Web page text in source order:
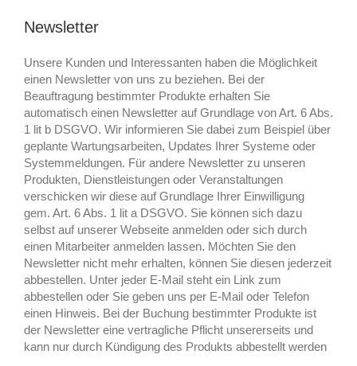
Newsletter
Unsere Kunden und Interessanten haben die Möglichkeit
einen Newsletter von uns zu beziehen. Bei der
Beauftragung bestimmter Produkte erhalten Sie
automatisch einen Newsletter auf Grundlage von Art. 6 Abs.
1 lit b DSGVO. Wir informieren Sie dabei zum Beispiel über
geplante Wartungsarbeiten, Updates Ihrer Systeme oder
Systemmeldungen. Für andere Newsletter zu unseren
Produkten, Dienstleistungen oder Veranstaltungen
verschicken wir diese auf Grundlage Ihrer Einwilligung
gem. Art. 6 Abs. 1 lit a DSGVO. Sie können sich dazu
selbst auf unserer Webseite anmelden oder sich durch
einen Mitarbeiter anmelden lassen. Möchten Sie den
Newsletter nicht mehr erhalten, können Sie diesen jederzeit
abbestellen. Unter jeder E-Mail steht ein Link zum
abbestellen oder Sie geben uns per E-Mail oder Telefon
einen Hinweis. Bei der Buchung bestimmter Produkte ist
der Newsletter eine vertragliche Pflicht unsererseits und
kann nur durch Kündigung des Produkts abbestellt werden